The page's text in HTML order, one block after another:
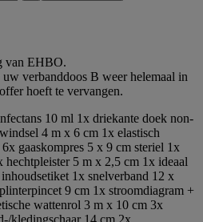
van EHBO.
verbanddoos B weer helemaal in
hoeft te vervangen.
10 ml 1x driekante doek non-
4 m x 6 cm 1x elastisch
gaaskompres 5 x 9 cm steriel 1x
hechtpleister 5 m x 2,5 cm 1x ideaal
1x snelverband 12 x
9 cm 1x stroomdiagram +
wattenrol 3 m x 10 cm 3x
kledingschaar 14 cm 2x